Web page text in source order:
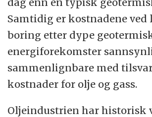
Samtidig er kostnadene ved
boring etter dype
energiforekomster
sammenlignbare med
kostnader for olje og gass.
Oljeindustrien har historisk